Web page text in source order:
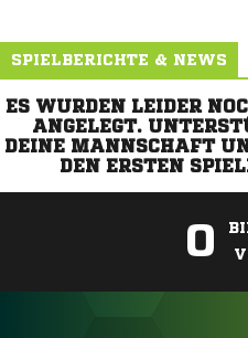
SPIELBERICHTE & NEWS
ES WURDEN LEIDER
ANGELEGT.
DEINE MANNSCHAFT
DEN ERSTEN
0